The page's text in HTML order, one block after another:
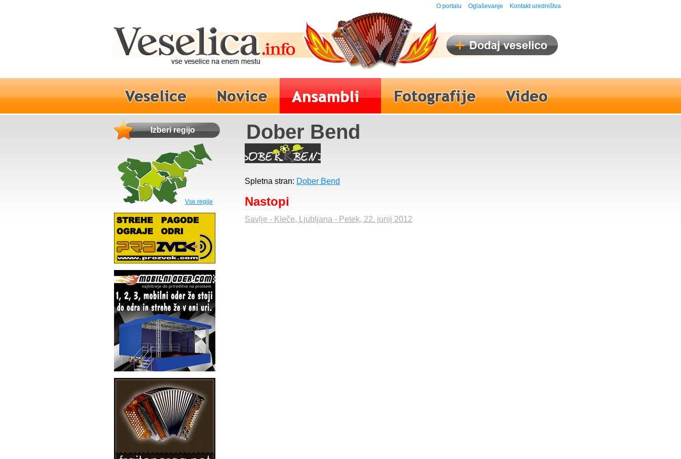
O portalu Oglaševanje Kontakt uredništva
Izberi regijo
Vse regije
Dober Bend
Spletna stran: Dober Bend
Nastopi
Savlje - Kleče, Ljubljana - Petek, 22. junij 2012